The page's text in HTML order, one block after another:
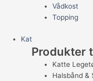
Vådkost
Topping
Kat
Produkter
Katte
Halsbånd &